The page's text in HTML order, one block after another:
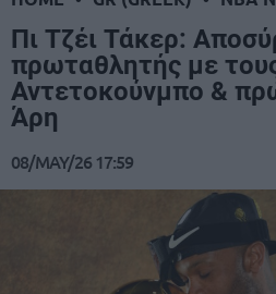
Πι Τζέι Τάκερ:
πρωταθλητής με
Αντετοκούνμπο &
Άρη
08/MAY/26 17:59